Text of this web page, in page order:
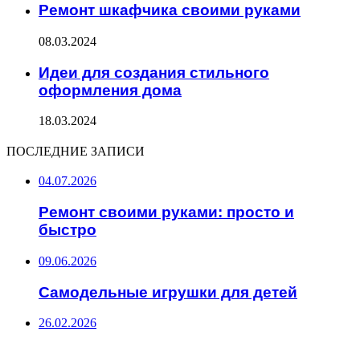
Ремонт шкафчика своими руками
08.03.2024
Идеи для создания стильного
оформления дома
18.03.2024
ПОСЛЕДНИЕ ЗАПИСИ
04.07.2026
Ремонт своими руками: просто и
быстро
09.06.2026
Самодельные игрушки для детей
26.02.2026